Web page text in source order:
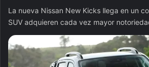
La nueva Nissan New Kicks llega en un
SUV adquieren cada vez mayor